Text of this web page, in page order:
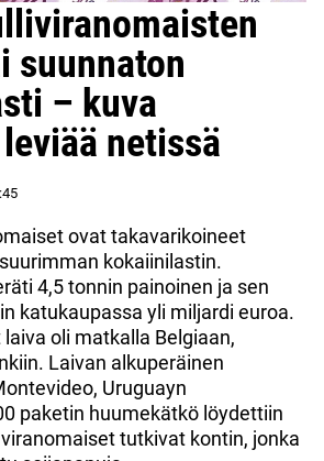
suunnaton
– kuva
netissä
ovat takavarikoineet
kokaiinilastin.
4,5 tonnin painoinen ja sen
katukaupassa yli miljardi euroa.
oli matkalla Belgiaan,
Laivan alkuperäinen
Uruguayn
paketin huumekätkö löydettiin
tutkivat kontin, jonka